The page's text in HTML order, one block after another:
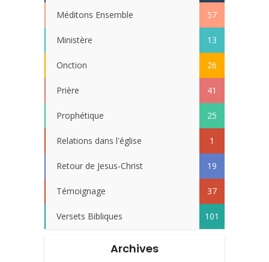
Méditons Ensemble 57
Ministère 13
Onction 26
Prière 41
Prophétique 25
Relations dans l'église 1
Retour de Jesus-Christ 19
Témoignage 37
Versets Bibliques 101
Archives